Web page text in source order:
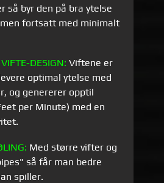
så byr den på bra ytelse
fortsatt med minimalt
DESIGN: Viftene er
optimal ytelse med
og genererer opptil
per Minute) med en
Med større vifter og
så får man bedre
spiller.